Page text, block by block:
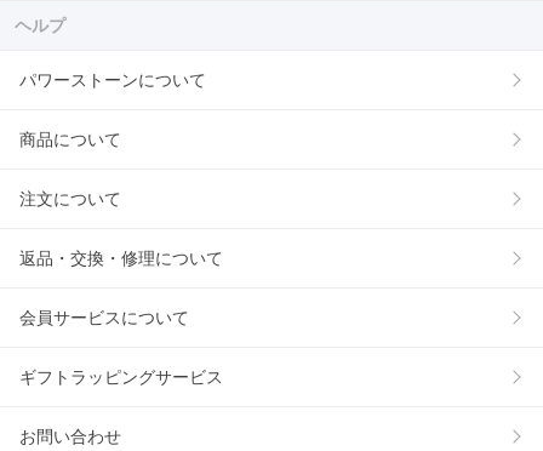
ヘルプ
パワーストーンについて
商品について
注文について
返品・交換・修理について
会員サービスについて
ギフトラッピングサービス
お問い合わせ